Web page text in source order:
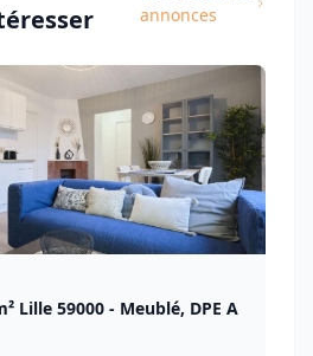
annonces
Lille 59000 - Meublé, DPE A